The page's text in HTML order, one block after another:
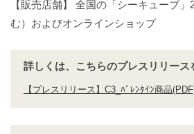
【販売店舗】 全国の「シーキューブ
む）およびオンラインショップ
詳しくは、こちらのプレスリリース
【プレスリリース】C3_ﾊﾞﾚﾝﾀｲﾝ商品